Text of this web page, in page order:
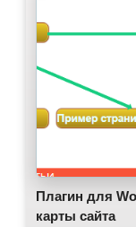
Плагин для
карты сайта